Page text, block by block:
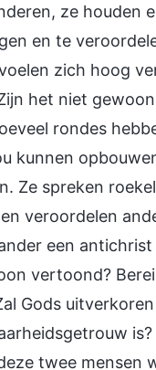
ze houden
en te
zich hoog
het niet
rondes
kunnen
Ze spreken
veroordelen
een antichrist
vertoond?
Gods
is?
twee mensen